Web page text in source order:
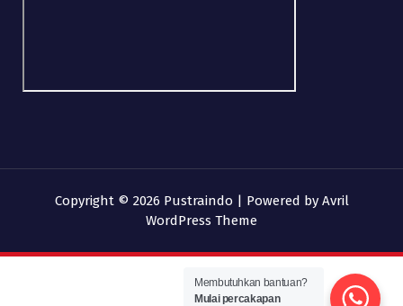
Copyright © 2026 Pustraindo | Powered by Avril
WordPress Theme
Membutuhkan bantuan?
Mulai percakapan